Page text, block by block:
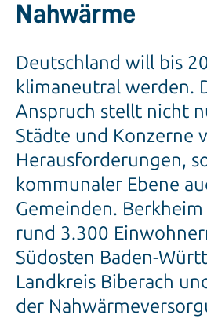
Nahwärme
Deutschland will bis
klimaneutral werden.
Anspruch stellt nicht
Städte und Konzerne
Herausforderungen,
kommunaler Ebene
Gemeinden.
rund 3.300
Südosten Baden-
Landkreis Biberach
der